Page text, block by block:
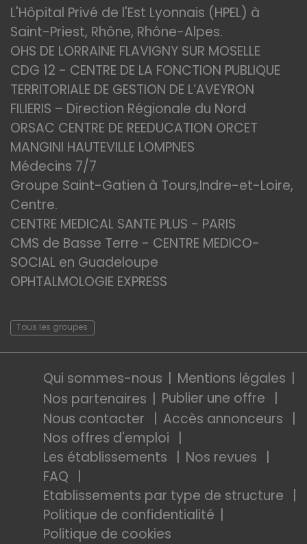
L'Hôpital Privé de l'Est Lyonnais (HPEL) à
Saint-Priest, Rhône, Rhône-Alpes.
OHS DE LORRAINE FLAVIGNY SUR MOSELLE
CDG 12 - CENTRE DE LA FONCTION PUBLIQUE
TERRITORIALE DE GESTION DE L’AVEYRON
FILIERIS – Direction Régionale du Nord
ORSAC CENTRE DE REEDUCATION ORCET
MANGINI HAUTEVILLE LOMPNES
Médecins 7/7
Groupe Saint-Gatien à Tours,Indre-et-Loire,
Centre.
CENTRE MEDICAL SANTE PLUS - PARIS
CMS de Basse Terre - CENTRE MEDICO-
SOCIAL en Guadeloupe
OPHTALMOLOGIE EXPRESS
Tous les groupes
Qui sommes-nous
Mentions légales
Nos partenaires
Publier une offre
Nous contacter
Accès annonceurs
Nos offres d'emploi
Les établissements
Nos revues
FAQ
Etablissements par type de structure
Politique de confidentialité
Politique de cookies